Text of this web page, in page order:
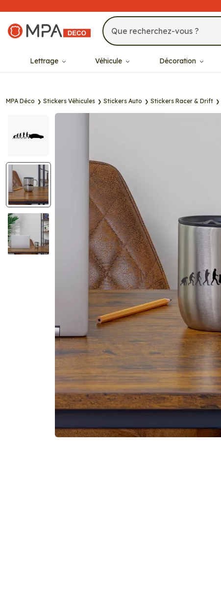
MPA Déco
Lettrage Véhicule Décoration
MPA Déco Stickers Véhicules Stickers Auto Stickers Racer & Drift